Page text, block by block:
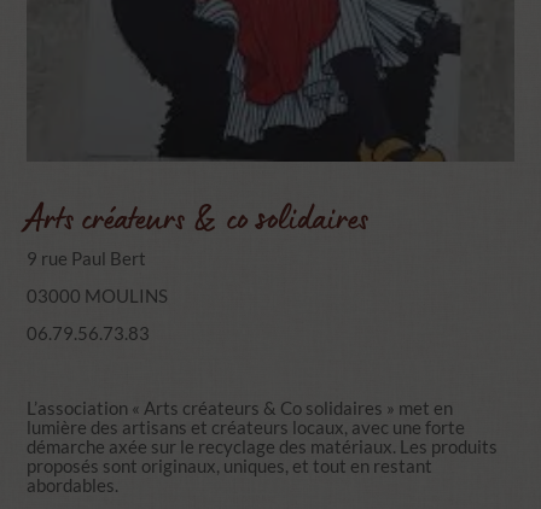
Arts créateurs & co solidaires
9 rue Paul Bert
03000 MOULINS
06.79.56.73.83
L’association « Arts créateurs & Co solidaires » met en
lumière des artisans et créateurs locaux, avec une forte
démarche axée sur le recyclage des matériaux. Les produits
proposés sont originaux, uniques, et tout en restant
abordables.